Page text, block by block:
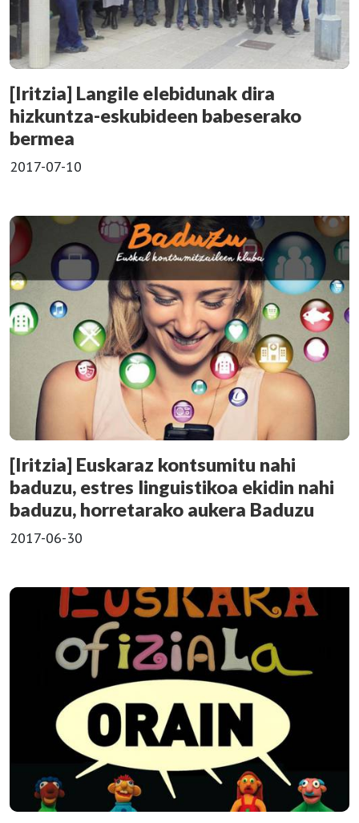
[Iritzia] Langile elebidunak dira
hizkuntza-eskubideen babeserako
bermea
2017-07-10
[Iritzia] Euskaraz kontsumitu nahi
baduzu, estres linguistikoa ekidin nahi
baduzu, horretarako aukera Baduzu
2017-06-30